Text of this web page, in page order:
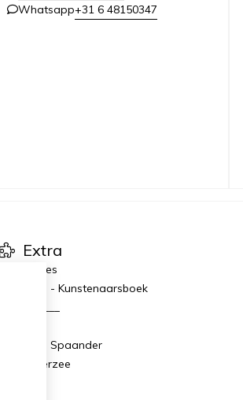
Whatsapp+31 6 48150347
Extra
Kunstseries
True Blue - Kunstenaarsboek
AiR Hotel Spaander
Art Zuiderzee